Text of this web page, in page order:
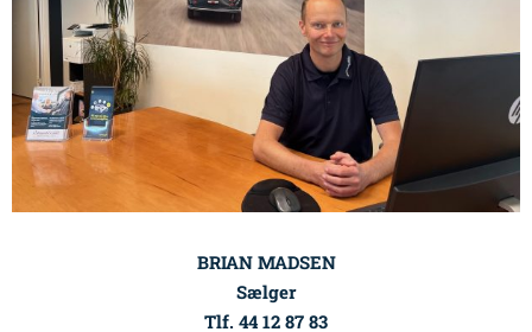
BRIAN MADSEN
Sælger
Tlf. 44 12 87 83